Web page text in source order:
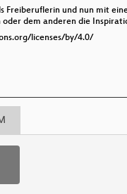
Freiberuflerin und nun mit
dem anderen die
licenses/by/4.0/